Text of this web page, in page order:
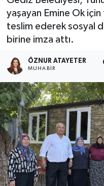
yaşayan Emine Ok
teslim ederek sosyal
birine imza attı.
ÖZNUR ATAYETER
MUHABIR